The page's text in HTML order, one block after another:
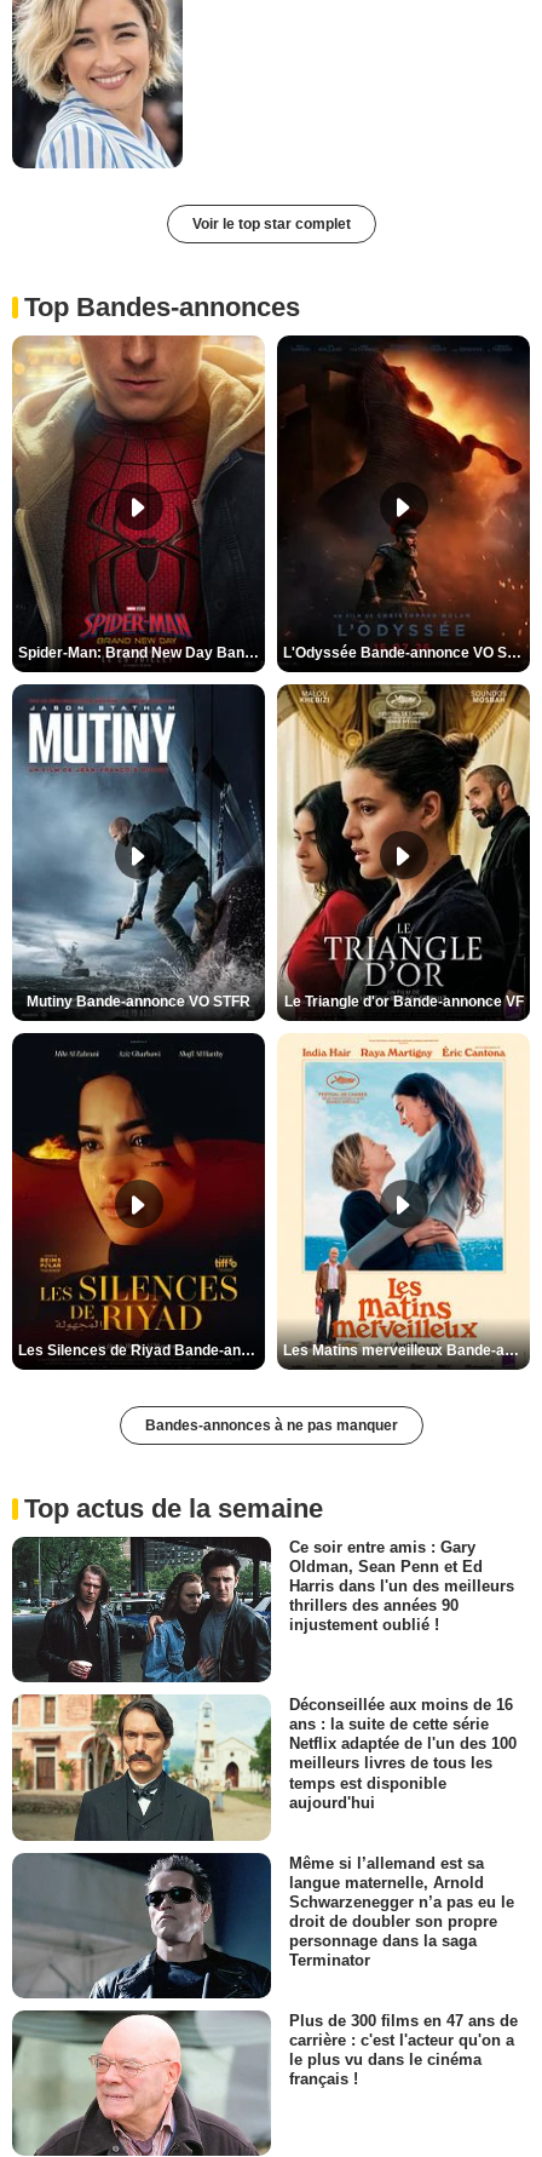
Voir le top star complet
Top Bandes-annonces
Spider-Man: Brand New Day Bande-annonce VO STFR L'Odyssée Bande-annonce VO STFR
Mutiny Bande-annonce VO STFR Le Triangle d'or Bande-annonce VF
Les Silences de Riyad Bande-annonce VO STFR Les Matins merveilleux Bande-annonce VF
Bandes-annonces à ne pas manquer
Top actus de la semaine
Ce soir entre amis : Gary
Oldman, Sean Penn et Ed
Harris dans l'un des meilleurs
thrillers des années 90
injustement oublié !
Déconseillée aux moins de 16
ans : la suite de cette série
Netflix adaptée de l'un des 100
meilleurs livres de tous les
temps est disponible
aujourd'hui
Même si l’allemand est sa
langue maternelle, Arnold
Schwarzenegger n’a pas eu le
droit de doubler son propre
personnage dans la saga
Terminator
Plus de 300 films en 47 ans de
carrière : c'est l'acteur qu'on a
le plus vu dans le cinéma
français !